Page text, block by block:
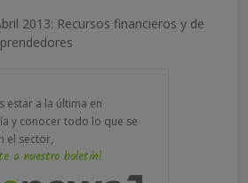
2013: Recursos financieros y de
estar a la última en
y conocer todo lo que se
el sector,
a nuestro boletín!